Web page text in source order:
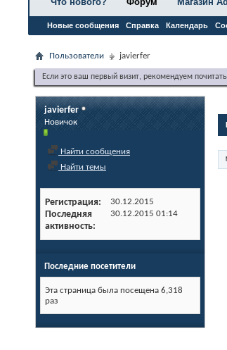
Новые сообщения Справка Календарь
Пользователи javierfer
Если это ваш первый визит, рекомендуем почитать
javierfer
Новичок
Найти сообщения
Найти темы
Регистрация 30.12.2015
Последняя
активность
30.12.2015 01:14
Последние посетители
Эта страница была посещена 6,318
раз